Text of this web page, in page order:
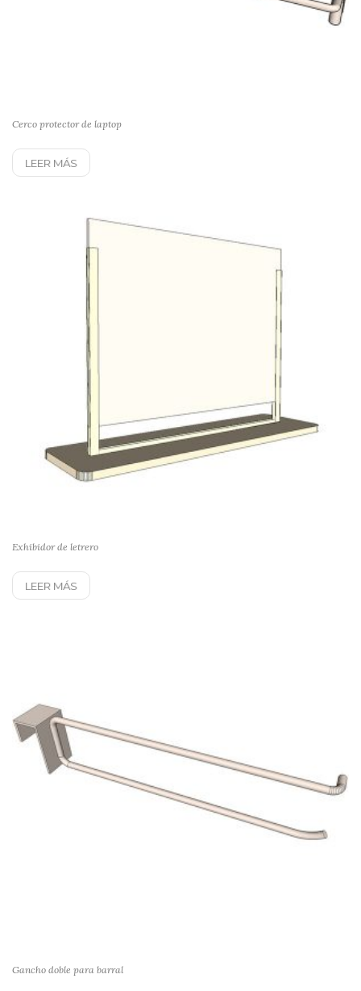
Cerco protector de laptop
LEER MÁS
Exhibidor de letrero
LEER MÁS
Gancho doble para barral